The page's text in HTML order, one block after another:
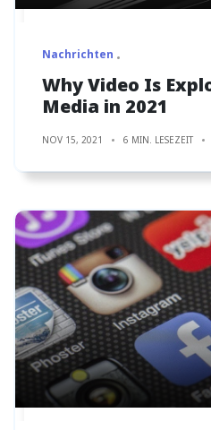
Nachrichten
Why Video Is
Media in 2021
NOV 15, 2021 6 MIN. LESEZEIT